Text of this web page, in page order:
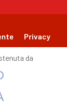
Privacy
da